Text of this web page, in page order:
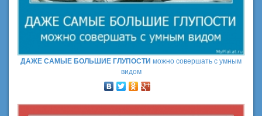
ДАЖЕ САМЫЕ БОЛЬШИЕ ГЛУПОСТИ можно совершать с умным
видом